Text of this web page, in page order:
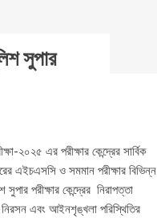
সুপার
২০২৫ এর পরীক্ষার কেন্দ্রের সার্বিক
এইচএসসি ও সমমান পরীক্ষার বিভিন্ন
পরীক্ষার কেন্দ্রের নিরাপত্তা
নিরসন এবং আইনশৃঙ্খলা পরিস্থিতির